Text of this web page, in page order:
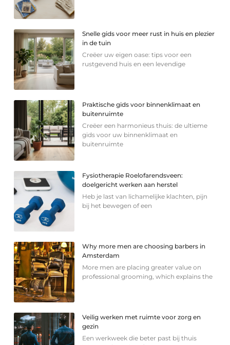
Snelle gids voor meer rust in huis en plezier
in de tuin
Creëer uw eigen oase: tips voor een
rustgevend huis en een levendige
Praktische gids voor binnenklimaat en
buitenruimte
Creëer een harmonieus thuis: de ultieme
gids voor uw binnenklimaat en
buitenruimte
Fysiotherapie Roelofarendsveen:
doelgericht werken aan herstel
Heb je last van lichamelijke klachten, pijn
bij het bewegen of een
Why more men are choosing barbers in
Amsterdam
More men are placing greater value on
professional grooming, which explains the
Veilig werken met ruimte voor zorg en
gezin
Een werkweek die beter past bij thuis